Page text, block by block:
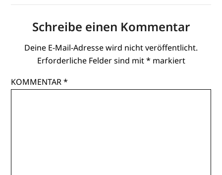
Schreibe einen Kommentar
Deine E-Mail-Adresse wird nicht veröffentlicht.
Erforderliche Felder sind mit* markiert
KOMMENTAR*